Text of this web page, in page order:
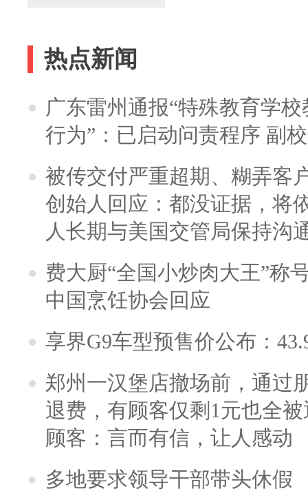
热点新闻
广东雷州通报“特殊教育学
行为”：已启动问责程序 副
被传交付严重超期、糊弄客
创始人回应：都没证据，将
人长期与美国交管局保持沟
费大厨“全国小炒肉大王”称
中国烹饪协会回应
享界G9车型预售价公布：
郑州一汉堡店撤场前，通过
退费，有顾客仅剩1元也全
顾客：言而有信，让人感动
多地要求领导干部带头休假